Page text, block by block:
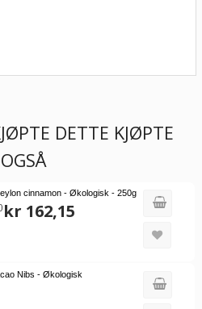
DETTE KJØPTE
OGSÅ
cinnamon - Økologisk - 250g
kr 162,15
Nibs - Økologisk